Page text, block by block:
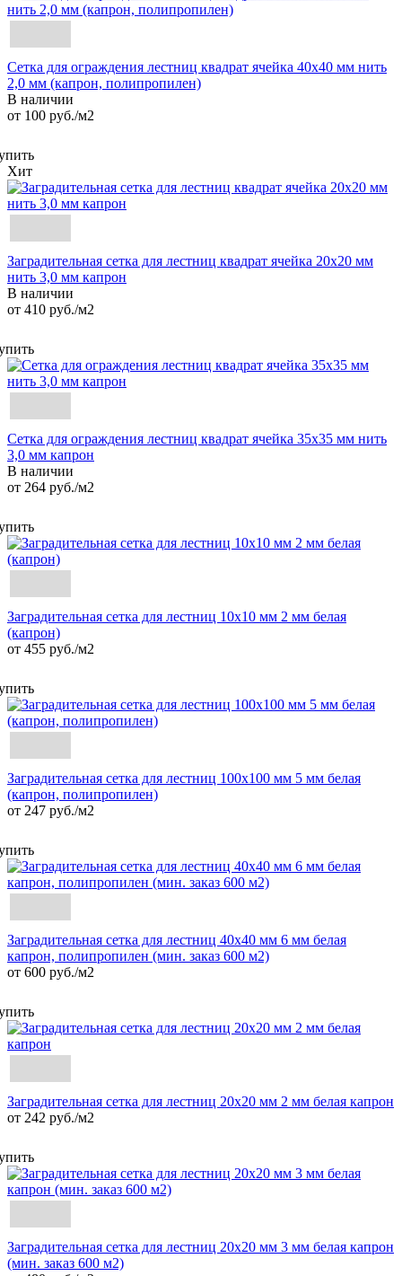
Сетка для ограждения лестниц квадрат ячейка 40х40 мм нить
2,0 мм (капрон, полипропилен)
В наличии
от 100 руб./м2
Хит
Заградительная сетка для лестниц квадрат ячейка 20х20 мм
нить 3,0 мм капрон
В наличии
от 410 руб./м2
Сетка для ограждения лестниц квадрат ячейка 35х35 мм нить
3,0 мм капрон
В наличии
от 264 руб./м2
Заградительная сетка для лестниц 10х10 мм 2 мм белая
(капрон)
от 455 руб./м2
Заградительная сетка для лестниц 100х100 мм 5 мм белая
(капрон, полипропилен)
от 247 руб./м2
Заградительная сетка для лестниц 40х40 мм 6 мм белая
капрон, полипропилен (мин. заказ 600 м2)
от 600 руб./м2
Заградительная сетка для лестниц 20х20 мм 2 мм белая капрон
от 242 руб./м2
Заградительная сетка для лестниц 20х20 мм 3 мм белая капрон
(мин. заказ 600 м2)